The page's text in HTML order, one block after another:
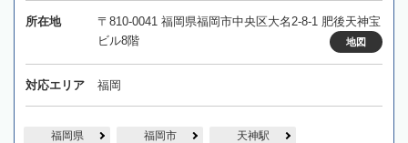
所在地
〒810-0041 福岡県福岡市中央区大名2-8-1 肥後天神宝
ビル8階
地図
対応エリア 福岡
福岡県 福岡市 天神駅